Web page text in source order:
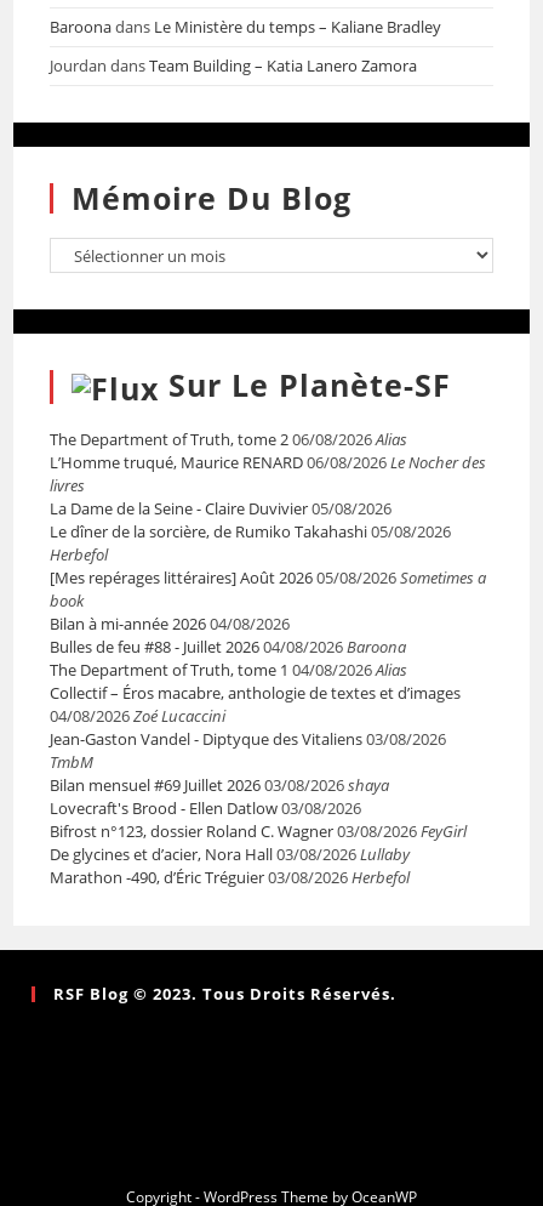
Baroonadans Le Ministère du temps – Kaliane Bradley
Jourdan dansTeam Building – Katia Lanero Zamora
Mémoire Du Blog
Sur Le Planète-SF
The Department of Truth, tome 206/08/2026Alias
L’Homme truqué, Maurice RENARD06/08/2026Le Nocher des
livres
La Dame de la Seine - Claire Duvivier05/08/2026
Le dîner de la sorcière, de Rumiko Takahashi05/08/2026
Herbefol
[Mes repérages littéraires] Août 202605/08/2026Sometimes a
book
Bilan à mi-année 202604/08/2026
Bulles de feu #88 - Juillet 202604/08/2026Baroona
The Department of Truth, tome 1 04/08/2026Alias
Collectif – Éros macabre, anthologie de textes et d’images
04/08/2026Zoé Lucaccini
Jean-Gaston Vandel - Diptyque des Vitaliens03/08/2026
TmbM
Bilan mensuel #69 Juillet 202603/08/2026shaya
Lovecraft's Brood - Ellen Datlow03/08/2026
Bifrost n°123, dossier Roland C. Wagner03/08/2026FeyGirl
De glycines et d’acier, Nora Hall03/08/2026Lullaby
Marathon -490, d’Éric Tréguier03/08/2026Herbefol
RSF Blog © 2023. Tous Droits Réservés.
Copyright - WordPress Theme by OceanWP